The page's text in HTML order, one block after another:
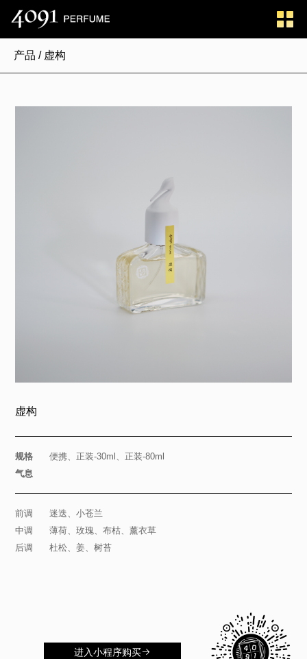
产品 / 虚构
虚构
规格便携、正装-30ml、正装-80ml
气息
前调 迷迭、小苍兰
中调 薄荷、玫瑰、布枯、薰衣草
后调 杜松、姜、树苔
进入小程序购买